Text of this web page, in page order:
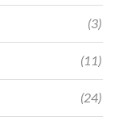
(3)
(11)
(24)